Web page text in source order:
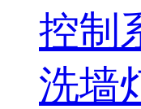
控制
洗墙